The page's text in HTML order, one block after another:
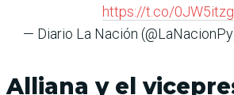
https://t.co/
— Diario La Nación
Alliana y el